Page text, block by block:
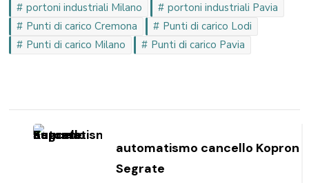
portoni industriali Milano
portoni industriali Pavia
Punti di carico Cremona
Punti di carico Lodi
Punti di carico Milano
Punti di carico Pavia
Navigazione
articoli
automatismo cancello Kopron
Segrate